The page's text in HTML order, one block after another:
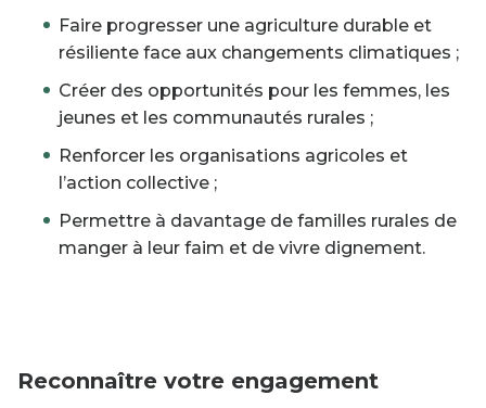
Faire progresser une agriculture durable et
résiliente face aux changements climatiques ;
Créer des opportunités pour les femmes, les
jeunes et les communautés rurales ;
Renforcer les organisations agricoles et
l’action collective ;
Permettre à davantage de familles rurales de
manger à leur faim et de vivre dignement.
Reconnaître votre engagement